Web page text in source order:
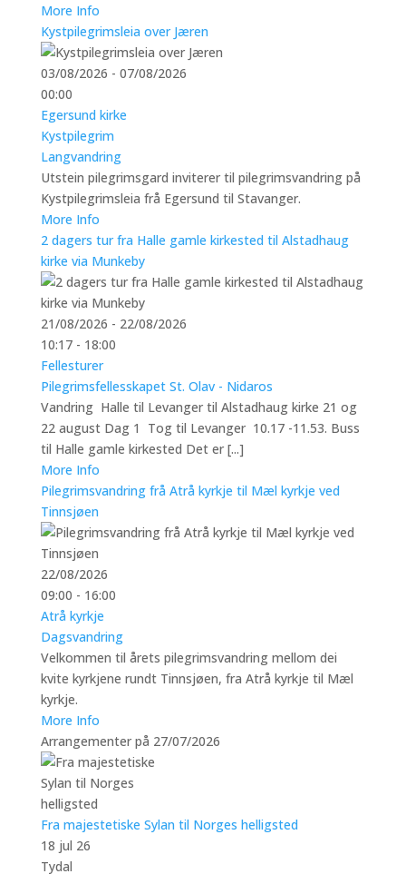
More Info
Kystpilegrimsleia over Jæren
03/08/2026 - 07/08/2026
00:00
Egersund kirke
Kystpilegrim
Langvandring
Utstein pilegrimsgard inviterer til pilegrimsvandring på
Kystpilegrimsleia frå Egersund til Stavanger.
More Info
2 dagers tur fra Halle gamle kirkested til Alstadhaug
kirke via Munkeby
21/08/2026 - 22/08/2026
10:17 - 18:00
Fellesturer
Pilegrimsfellesskapet St. Olav - Nidaros
Vandring Halle til Levanger til Alstadhaug kirke 21 og
22 august Dag 1 Tog til Levanger 10.17 -11.53. Buss
til Halle gamle kirkested Det er [...]
More Info
Pilegrimsvandring frå Atrå kyrkje til Mæl kyrkje ved
Tinnsjøen
22/08/2026
09:00 - 16:00
Atrå kyrkje
Dagsvandring
Velkommen til årets pilegrimsvandring mellom dei
kvite kyrkjene rundt Tinnsjøen, fra Atrå kyrkje til Mæl
kyrkje.
More Info
Arrangementer på 27/07/2026
Fra majestetiske Sylan til Norges helligsted
18 jul 26
Tydal